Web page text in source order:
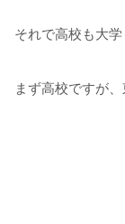
それで高校も大学
まず高校ですが